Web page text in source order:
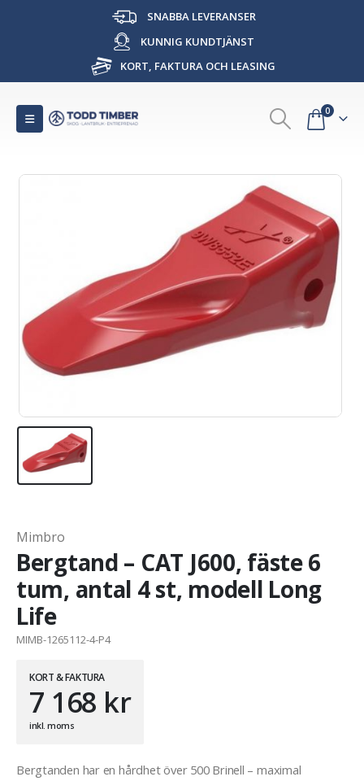
SNABBA LEVERANSER
KUNNIG KUNDTJÄNST
KORT, FAKTURA OCH LEASING
0
Mimbro
Bergtand – CAT J600, fäste 6
tum, antal 4 st, modell Long
Life
MIMB-1265112-4-P4
KORT & FAKTURA
7 168 kr
inkl. moms
Bergtanden har en hårdhet över 500 Brinell – maximal